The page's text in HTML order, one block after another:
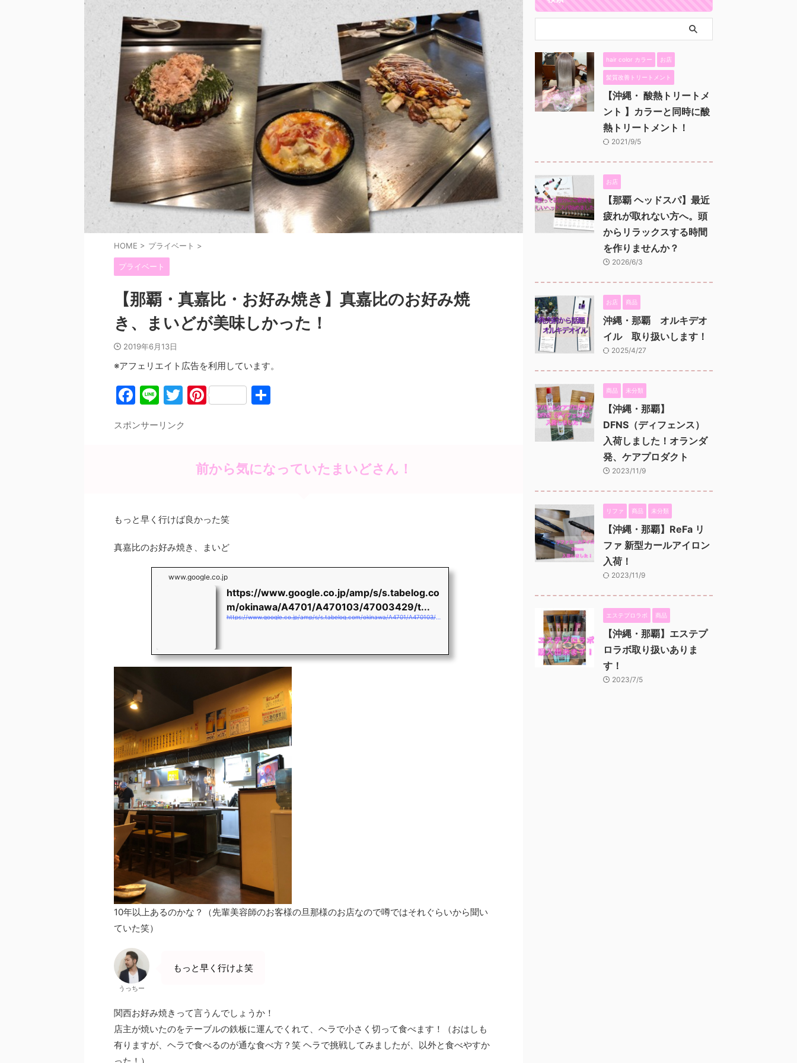
HOME > プライベート >
プライベート
【那覇・真嘉比・お好み焼き】真嘉比のお好み焼
き、まいどが美味しかった！
2019年6月13日
※アフェリエイト広告を利用しています。
F
c
k
Li
e
T
itt
Pi
st
スポンサーリンク
前から気になっていたまいどさん！
もっと早く行けば良かった笑
真嘉比のお好み焼き、まいど
www.google.co.jp
https://www.google.co.jp/amp/s/s.tabelog.co
m/okinawa/A4701/A470103/47003429/t...
10年以上あるのかな？（先輩美容師のお客様の旦那様のお店なので噂ではそれぐらいから聞い
ていた笑）
うっちー
もっと早く行けよ笑
関西お好み焼きって言うんでしょうか！
店主が焼いたのをテーブルの鉄板に運んでくれて、ヘラで小さく切って食べます！（おはしも
有りますが、ヘラで食べるのが通な食べ方？笑 ヘラで挑戦してみましたが、以外と食べやすか
hair color カラー お店
髪質改善トリートメント
【沖縄・ 酸熱トリートメ
ント 】カラーと同時に酸
熱トリートメント！
2021/9/5
お店
【那覇 ヘッドスパ】最近
疲れが取れない方へ。頭
からリラックスする時間
を作りませんか？
2026/6/3
お店 商品
沖縄・那覇 オルキデオ
イル 取り扱いします！
2025/4/27
商品 未分類
【沖縄・那覇】
DFNS（ディフェンス）
入荷しました！オランダ
発、ケアプロダクト
2023/11/9
リファ 商品 未分類
【沖縄・那覇】ReFa リ
ファ 新型カールアイロン
入荷！
2023/11/9
エステプロラボ 商品
【沖縄・那覇】エステプ
ロラボ取り扱いありま
す！
2023/7/5